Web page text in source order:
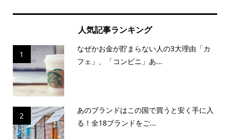
人気記事ランキング
1
なぜかお金が貯まらない人の3大理由「カ
フェ」、「コンビニ」あ...
2
あのブランドはこの国で買うと安く手に入
る！全18ブランドをご...